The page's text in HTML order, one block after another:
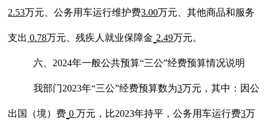
2.53万元、公务用车运行维护费3.00万元、其他商品和服务
支出 0.78万元 、残疾人就业保障金 2.49万元。
六、 2024年一般公共预算“三公”经费预算情况说明
我部门2023年“三公”经费预算数为3万元，其中：因公
出国（境）费 0万元，比2023年持平 ，公务用车运行费3万